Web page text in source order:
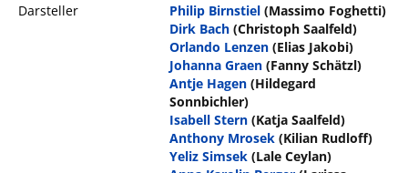
Darsteller
Philip Birnstiel (Massimo Foghetti)
Dirk Bach (Christoph Saalfeld)
Orlando Lenzen (Elias Jakobi)
Johanna Graen (Fanny Schätzl)
Antje Hagen (Hildegard
Sonnbichler)
Isabell Stern (Katja Saalfeld)
Anthony Mrosek (Kilian Rudloff)
Yeliz Simsek (Lale Ceylan)